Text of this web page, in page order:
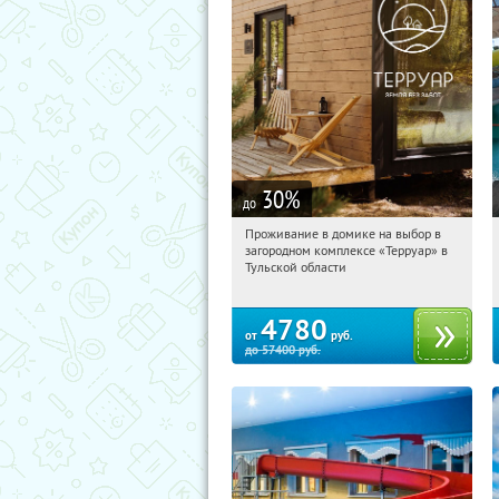
до 30%
04:55:02 Купили:
Тульская обл., Ясногорский р-н, с.
Проживание в домике на выбор в
загородном комплексе «Терруар» в
Тульской области
от 4780 руб.
до57400руб.